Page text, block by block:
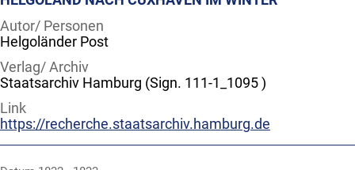
Autor/ Personen
Helgoländer Post
Verlag/ Archiv
Staatsarchiv Hamburg (Sign. 111-1_1095 )
Link
https://recherche.staatsarchiv.hamburg.de